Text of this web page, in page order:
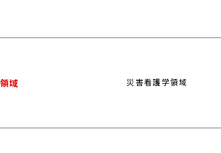
領域 災害看護学領域